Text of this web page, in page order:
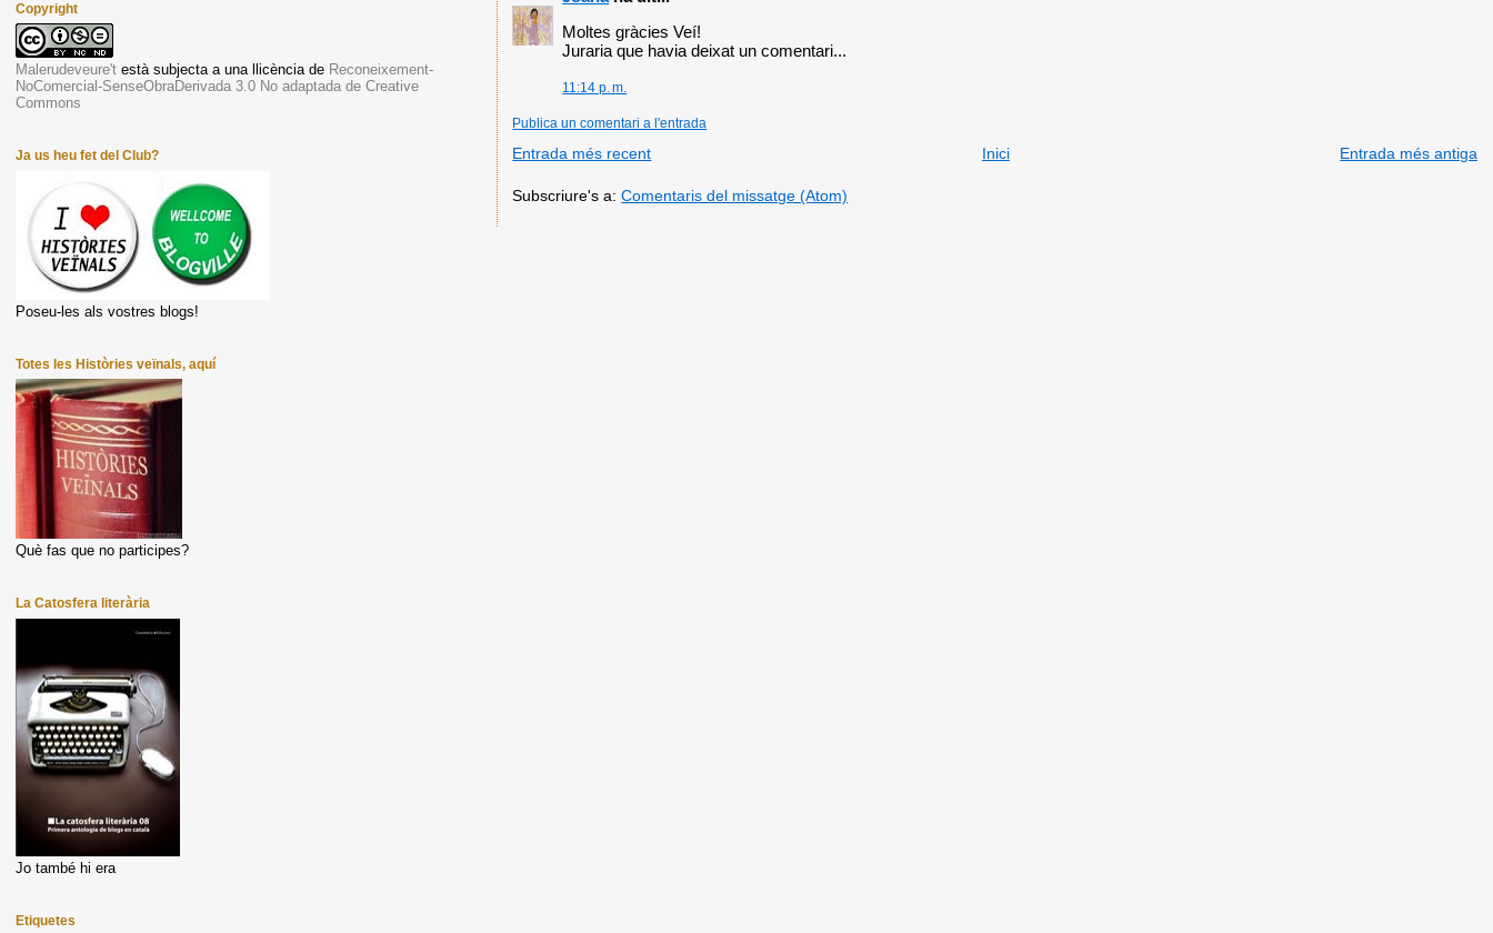
Moltes gràcies Veí!
Juraria que havia deixat un comentari...
11:14 p. m.
Publica un comentari a l'entrada
Entrada més recent Entrada més antiga
Inici
Subscriure's a:Comentaris del missatge (Atom)
Copyright
Malerudeveure'testà subjecta a una llicència de Reconeixement-
NoComercial-SenseObraDerivada 3.0 No adaptada de Creative
Commons
Ja us heu fet del Club?
Poseu-les als vostres blogs!
Totes les Històries veïnals, aquí
Què fas que no participes?
La Catosfera literària
Jo també hi era
Etiquetes